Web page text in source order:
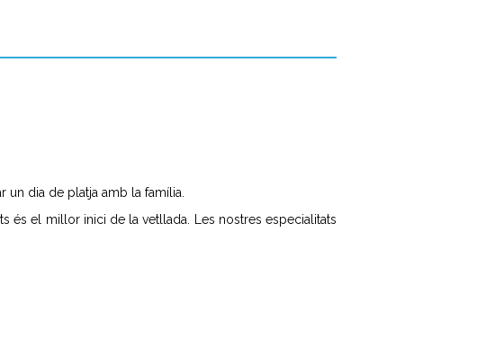
un dia de platja amb la família.
és el millor inici de la vetllada. Les nostres especialitats